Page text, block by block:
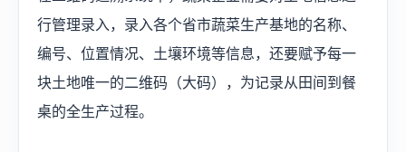
行管理录入，录入各个省市蔬菜生产基地的名称、
编号、位置情况、土壤环境等信息，还要赋予每一
块土地唯一的二维码（大码），为记录从田间到餐
桌的全生产过程。